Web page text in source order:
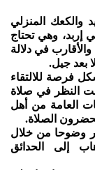
والكعك المنزلي
إربد، وهي تحتاج
في دلالة
بعد جيل.
فرصة للالتقاء
النظر في صلاة
العامة من أهل
يحضرون الصلاة.
وضوحا من خلال
إلى الحدائق